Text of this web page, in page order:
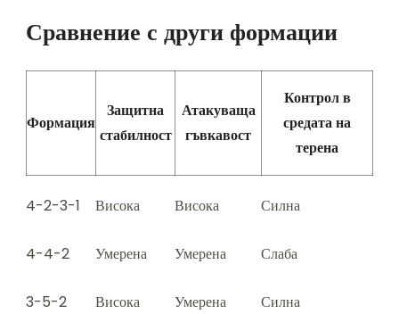
Сравнение с други формации
Формация
Защитна
стабилност
Атакуваща
гъвкавост
Контрол в
средата на
терена
4-2-3-1 Висока Висока Силна
4-4-2 Умерена Умерена Слаба
3-5-2 Висока Умерена Силна